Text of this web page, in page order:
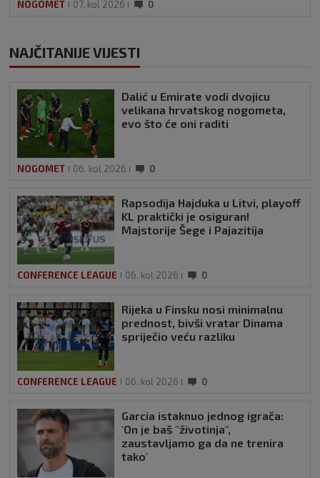
NOGOMET 07. kol 2026 0
NAJČITANIJE VIJESTI
Dalić u Emirate vodi dvojicu
velikana hrvatskog nogometa,
evo što će oni raditi
NOGOMET 06. kol 2026 0
Rapsodija Hajduka u Litvi, playoff
KL praktički je osiguran!
Majstorije Šege i Pajazitija
CONFERENCE LEAGUE 06. kol 2026 0
Rijeka u Finsku nosi minimalnu
prednost, bivši vratar Dinama
spriječio veću razliku
CONFERENCE LEAGUE 06. kol 2026 0
Garcia istaknuo jednog igrača:
'On je baš "životinja",
zaustavljamo ga da ne trenira
tako'